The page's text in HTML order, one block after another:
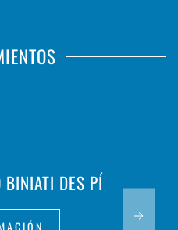
BINIATI DES PÍ